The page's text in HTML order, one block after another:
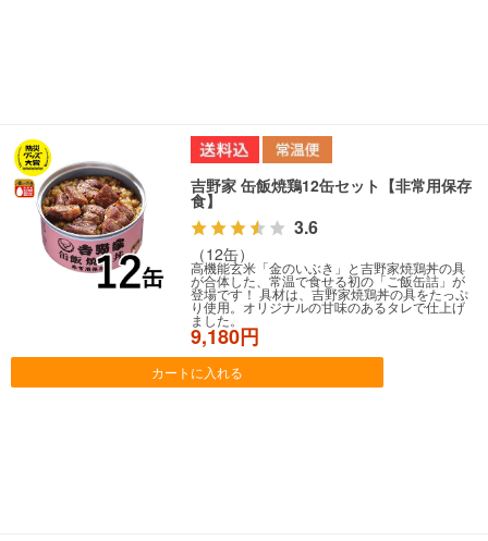
吉野家 缶飯焼鶏12缶セット【非常用保存
食】
3.6
（12缶）
高機能玄米「金のいぶき」と吉野家焼鶏丼の具
が合体した、常温で食せる初の「ご飯缶詰」が
登場です！ 具材は、吉野家焼鶏丼の具をたっぷ
り使用。オリジナルの甘味のあるタレで仕上げ
ました。
9,180円
カートに入れる